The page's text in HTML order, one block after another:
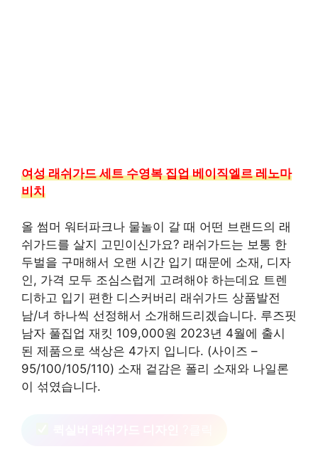
여성 래쉬가드 세트 수영복 집업 베이직엘르 레노마
비치
올 썸머 워터파크나 물놀이 갈 때 어떤 브랜드의 래
쉬가드를 살지 고민이신가요? 래쉬가드는 보통 한
두벌을 구매해서 오랜 시간 입기 때문에 소재, 디자
인, 가격 모두 조심스럽게 고려해야 하는데요 트렌
디하고 입기 편한 디스커버리 래쉬가드 상품발전
남/녀 하나씩 선정해서 소개해드리겠습니다. 루즈핏
남자 풀집업 재킷 109,000원 2023년 4월에 출시
된 제품으로 색상은 4가지 입니다. (사이즈 –
95/100/105/110) 소재 겉감은 폴리 소재와 나일론
이 섞였습니다.